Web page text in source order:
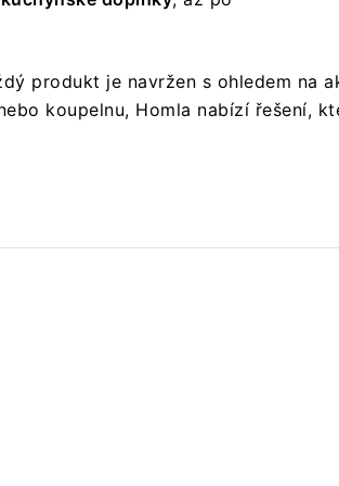
produkt je navržen s ohledem na
koupelnu, Homla nabízí řešení,